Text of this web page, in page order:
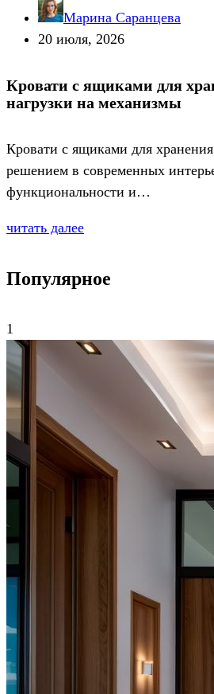
Марина Саранцева
20 июля, 2026
Кровати с ящиками для
нагрузки на механизмы
Кровати с ящиками для
решением в современных
функциональности и…
читать далее
Популярное
1